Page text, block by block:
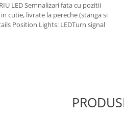
LED Semnalizari fata cu pozitii
cutie, livrate la pereche (stanga si
Position Lights: LEDTurn signal